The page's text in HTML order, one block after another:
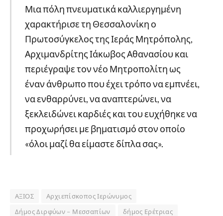
Μια πόλη πνευματικά καλλιεργημένη
χαρακτήρισε τη Θεσσαλονίκη ο
Πρωτοσύγκελος της Ιεράς Μητρόπολης,
Αρχιμανδρίτης Ιάκωβος Αθανασίου και
περιέγραψε τον νέο Μητροπολίτη ως
έναν άνθρωπο που έχει τρόπο να εμπνέει,
να ενθαρρύνει, να αναπτερώνει, να
ξεκλειδώνει καρδιές και του ευχήθηκε να
προχωρήσει με βηματισμό στον οποίο
«όλοι μαζί θα είμαστε δίπλα σας».
ΑΞΙΟΣ
Αρχιεπίσκοπος Ιερώνυμος
Δήμος Διρφύων – Μεσσαπίων
δήμος Ερέτριας